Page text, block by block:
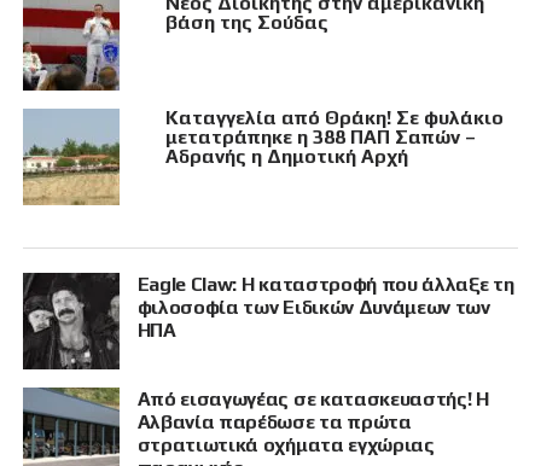
βάση της Σούδας
Καταγγελία από Θράκη! Σε φυλάκιο
μετατράπηκε η 388 ΠΑΠ Σαπών –
Αδρανής η Δημοτική Αρχή
Eagle Claw: Η καταστροφή που άλλαξε τη
φιλοσοφία των Ειδικών Δυνάμεων των
ΗΠΑ
Από εισαγωγέας σε κατασκευαστής! Η
Αλβανία παρέδωσε τα πρώτα
στρατιωτικά οχήματα εγχώριας